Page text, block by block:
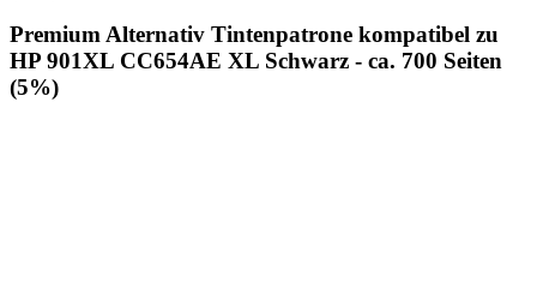
Premium Alternativ Tintenpatrone kompatibel zu
HP 901XL CC654AE XL Schwarz - ca. 700 Seiten
(5%)